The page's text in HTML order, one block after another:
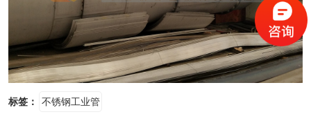
标签： 不锈钢工业管